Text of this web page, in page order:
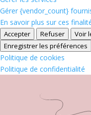
Gérer {vendor_count}
En savoir plus sur ces
Accepter Refuser
Voir
Enregistrer les préférences
Politique de cookies
Politique de confidentialité